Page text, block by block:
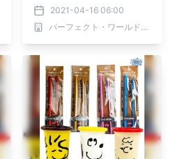
付きアルミ製ストローに新
色。
2021-04-16 06:00
パーフェクト・ワールド株式会社